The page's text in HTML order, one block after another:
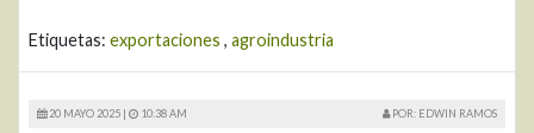
Etiquetas: exportaciones , agroindustria
20 MAYO 2025 | 10:38 AM POR: EDWIN RAMOS